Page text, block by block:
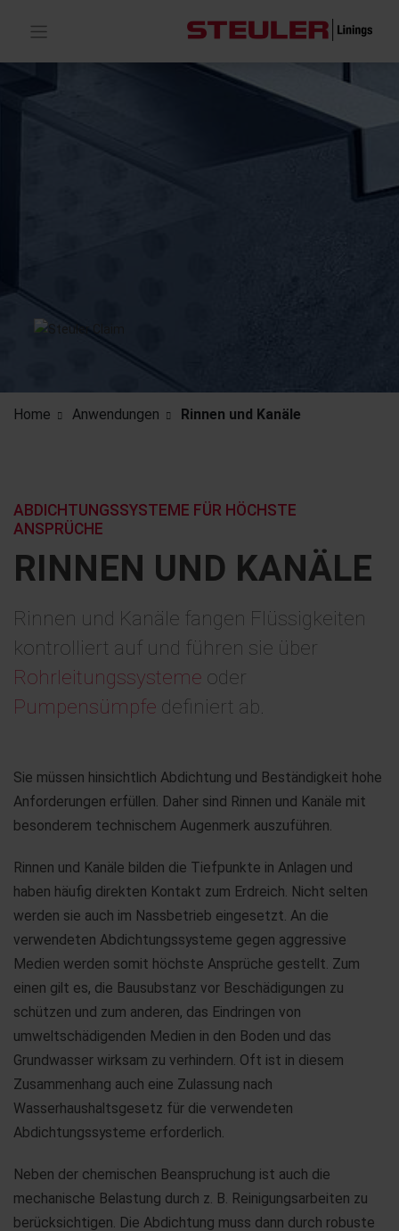
Home Anwendungen Rinnen und Kanäle
RINNEN UND KANÄLE
ABDICHTUNGSSYSTEME FÜR HÖCHSTE
ANSPRÜCHE
Rinnen und Kanäle fangen Flüssigkeiten
kontrolliert auf und führen sie über
Rohrleitungssysteme oder
Pumpensümpfe definiert ab.
Sie müssen hinsichtlich Abdichtung und Beständigkeit hohe
Anforderungen erfüllen. Daher sind Rinnen und Kanäle mit
besonderem technischem Augenmerk auszuführen.
Rinnen und Kanäle bilden die Tiefpunkte in Anlagen und
haben häufig direkten Kontakt zum Erdreich. Nicht selten
werden sie auch im Nassbetrieb eingesetzt. An die
verwendeten Abdichtungssysteme gegen aggressive
Medien werden somit höchste Ansprüche gestellt. Zum
einen gilt es, die Bausubstanz vor Beschädigungen zu
schützen und zum anderen, das Eindringen von
umweltschädigenden Medien in den Boden und das
Grundwasser wirksam zu verhindern. Oft ist in diesem
Zusammenhang auch eine Zulassung nach
Wasserhaushaltsgesetz für die verwendeten
Abdichtungssysteme erforderlich.
Neben der chemischen Beanspruchung ist auch die
mechanische Belastung durch z. B. Reinigungsarbeiten zu
berücksichtigen. Die Abdichtung muss dann durch robuste